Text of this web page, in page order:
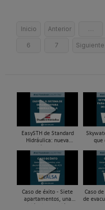
Inicio Anterior …
6 7 Siguiente
EasySTH de Standard
Hidráulica: nueva
de expansión para
tuberías PEX
que
Caso de éxito - Siete
apartamentos, una
Caso
de